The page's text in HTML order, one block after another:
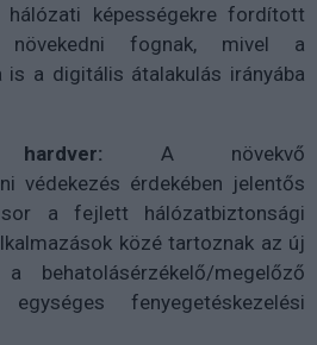
képességekre fordított
növekedni fognak, mivel a
is a digitális átalakulás irányába
hardver: A növekvő
védekezés érdekében jelentős
sor a fejlett hálózatbiztonsági
közé tartoznak az új
behatolásérzékelő/megelőző
fenyegetéskezelési